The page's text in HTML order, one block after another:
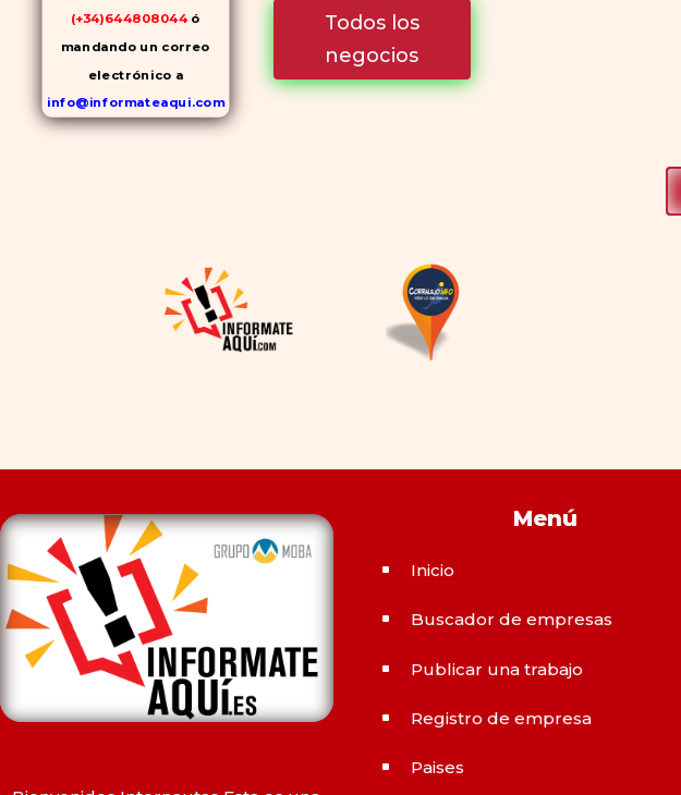
(+34)644808044 ó
mandando un correo
electrónico a
info@informateaqui.com
Mientras que antes la
permitido la producción de
alternativas genéricas tanto
En su mayor parte, ambos
medicamentos funcionan de
la misma manera y tienen
perfiles de efectos
secundarios similares. ¿La
principal diferencia? El
comprar Cialisejerce
sus efectos hasta 4 veces
Todos los
negocios
Menú
^ Inicio
^ Buscador de empresas
^ Publicar una trabajo
^ Registro de empresa
^ Paises